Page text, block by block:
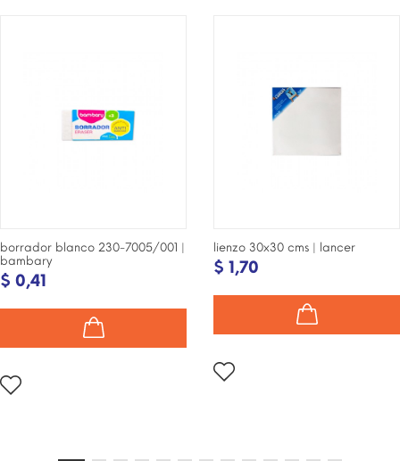
borrador blanco 230-7005/001 |
bambary
$ 0,41
lienzo 30x30 cms | lancer
$ 1,70